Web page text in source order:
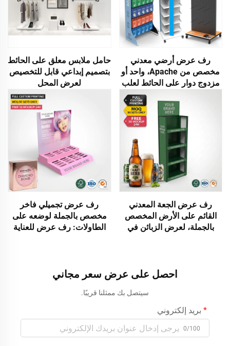
حامل ملابس معلق على الحائط
بتصميم إبداعي قابل للتخصيص
لعرض المحل
رف عرض أرضي معدني
مخصص من Apache، واحد أو
مزدوج دوار على الحائط لعلب
الهواتف وكابلات USB وبنك
الطاقة
رف عرض تجميلي فاخر
مخصص بالجملة لوضعه على
الطاولات: رف عرض للعناية
رف عرض الجعة المعدني
القائم على الأرض المخصص
بالجملة، لعرض الزبائن في
بلوحة عنوان علوية، وقابل
احصل على عرض سعر مجاني
سيتصل بك ممثلنا قريبًا.
بريد إلكتروني
0/100